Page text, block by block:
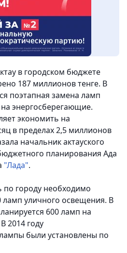
в городском бюджете
187 миллионов тенге. В
поэтапная замена ламп
энергосберегающие.
экономить на
в пределах 2,5 миллионов
начальник актауского
планирования Ада
"Лада".
городу необходимо
ламп уличного освещения. В
600 ламп на
2014 году
были установлены по